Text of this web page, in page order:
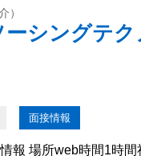
ーションを維持しなが
クライアント先も数多
してきたことも...
）
ーシングテク
面接情報
報 場所web時間1時間